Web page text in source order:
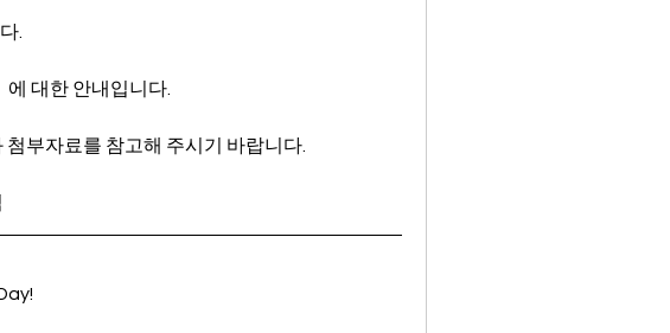
.
에 대한 안내입니다.
부자료를 참고해 주시기 바랍니다.